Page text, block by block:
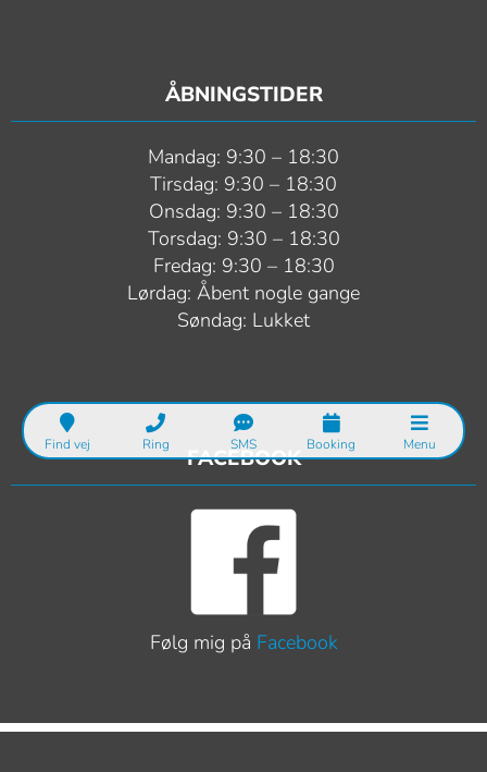
ÅBNINGSTIDER
Mandag: 9:30 – 18:30
Tirsdag: 9:30 – 18:30
Onsdag: 9:30 – 18:30
Torsdag: 9:30 – 18:30
Fredag: 9:30 – 18:30
Lørdag: Åbent nogle gange
Søndag: Lukket
FACEBOOK
Følg mig på Facebook
Find vej Ring SMS Booking Menu